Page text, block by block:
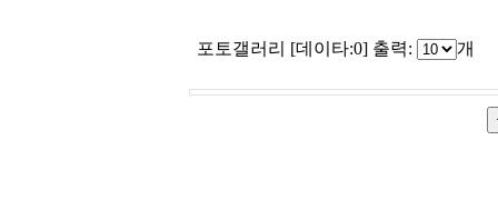
포토갤러리 [데이타:0] 출력: 개